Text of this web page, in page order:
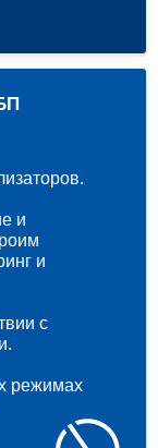
и
и
с
режимах